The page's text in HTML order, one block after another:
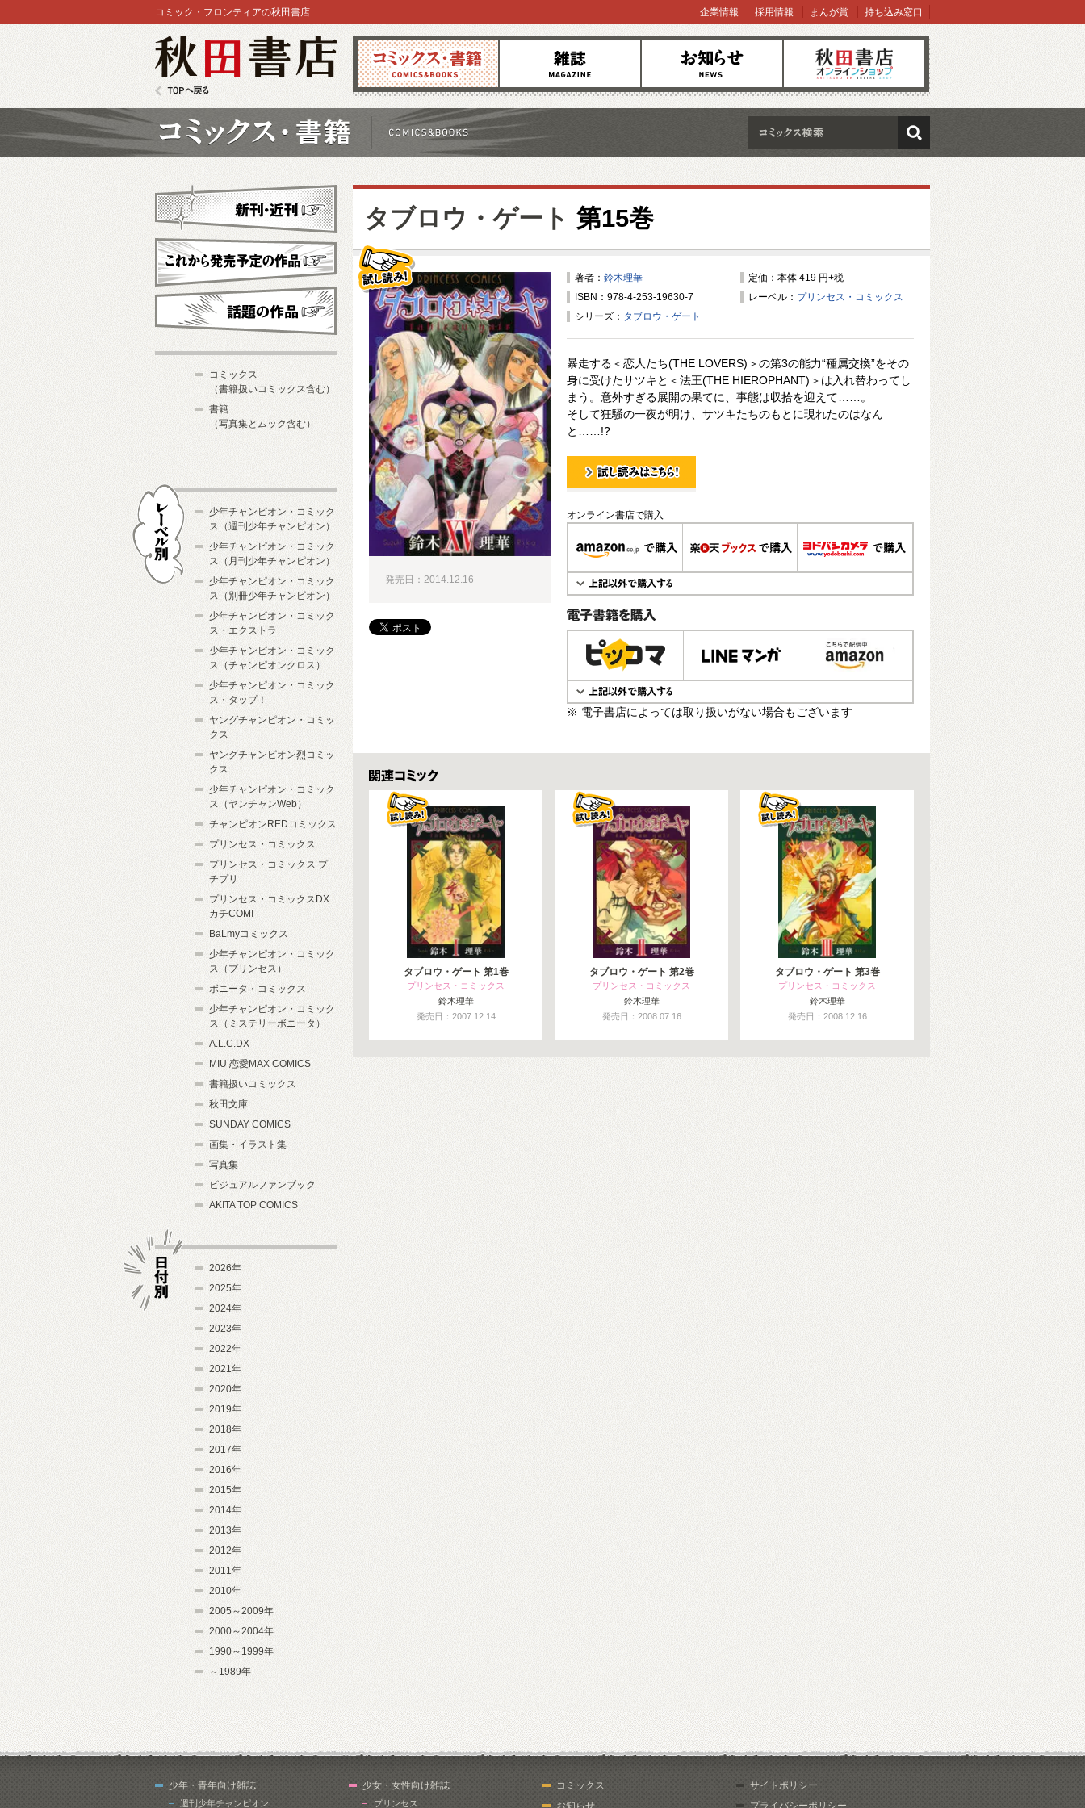
コミックス 雑誌 お知らせ オンラインショップ
コミック・フロンティアの秋田書店 企業情報 採用情報 まんが賞 持ち込み窓口
検索
タブロウ・ゲート 第15巻
著者： 鈴木理華
定価：本体 419 円+税
ISBN：978-4-253-19630-7
レーベル： プリンセス・コミックス
シリーズ： タブロウ・ゲート
暴走する＜恋人たち(THE LOVERS)＞の第3の能力“種属交換”をその
身に受けたサツキと＜法王(THE HIEROPHANT)＞は入れ替わってし
まう。意外すぎる展開の果てに、事態は収拾を迎えて……。
そして狂騒の一夜が明け、サツキたちのもとに現れたのはなん
と……!?
試し読み！
オンライン書店で購入
電子書籍で購入
※ 電子書店によっては取り扱いがない場合もございます
発売日：2014.12.16
関連コミックス
タブロウ・ゲート 第1巻
プリンセス・コミックス
鈴木理華
発売日：2007.12.14
タブロウ・ゲート 第2巻
プリンセス・コミックス
鈴木理華
発売日：2008.07.16
タブロウ・ゲート 第3巻
プリンセス・コミックス
鈴木理華
発売日：2008.12.16
新刊・近刊
これから発売予定
コミックス
（書籍扱いコミックス含む）
書籍
（写真集とムック含む）
少年チャンピオン・コミック
ス（週刊少年チャンピオン）
少年チャンピオン・コミック
ス（月刊少年チャンピオン）
少年チャンピオン・コミック
ス（別冊少年チャンピオン）
少年チャンピオン・コミック
ス・エクストラ
少年チャンピオン・コミック
ス（チャンピオンクロス）
少年チャンピオン・コミック
ス・タップ！
ヤングチャンピオン・コミッ
クス
ヤングチャンピオン烈コミッ
クス
少年チャンピオン・コミック
ス（ヤンチャンWeb）
チャンピオンREDコミックス
プリンセス・コミックス
プリンセス・コミックス プ
チプリ
プリンセス・コミックスDX
カチCOMI
BaLmyコミックス
少年チャンピオン・コミック
ス（プリンセス）
ボニータ・コミックス
少年チャンピオン・コミック
ス（ミステリーボニータ）
A.L.C.DX
MIU 恋愛MAX COMICS
書籍扱いコミックス
秋田文庫
SUNDAY COMICS
画集・イラスト集
写真集
ビジュアルファンブック
AKITA TOP COMICS
2026年
2025年
2024年
2023年
2022年
2021年
2020年
2019年
2018年
2017年
2016年
2015年
2014年
2013年
2012年
2011年
2010年
2005～2009年
2000～2004年
1990～1999年
～1989年
少年・青年向け雑誌
週刊少年チャンピオン
少女・女性向け雑誌
プリンセス
コミックス
お知らせ
サイトポリシー
プライバシーポリシー